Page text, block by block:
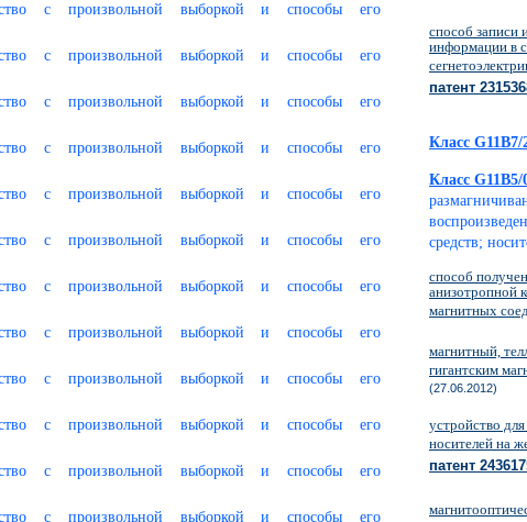
способ записи
информации в
патент
Класс G11B7/
Класс G11B5/
средств;
способ
анизотропной
магнитных
магнитный,
гигантским
(27.06.2012)
устройство
носителей на
патент